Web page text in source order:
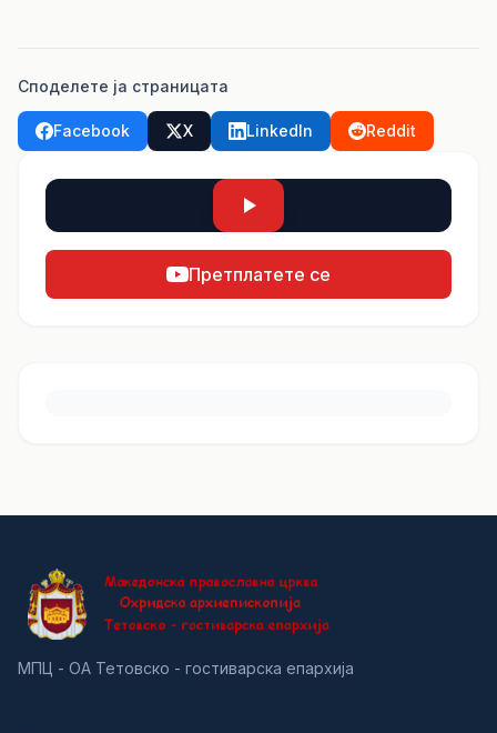
Споделете ја страницата
Facebook X LinkedIn Reddit
Претплатете се
МПЦ - ОА Тетовско - гостиварска епархија